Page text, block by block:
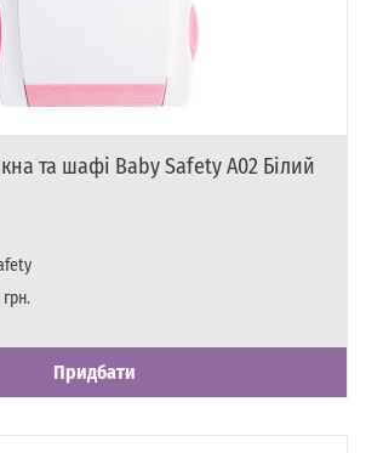
та шафі Baby Safety A02 Білий
грн.
Придбати